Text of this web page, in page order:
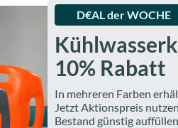
D€AL der WOCHE
10% Rabatt
In mehreren Farben
Jetzt Aktionspreis
Bestand günstig